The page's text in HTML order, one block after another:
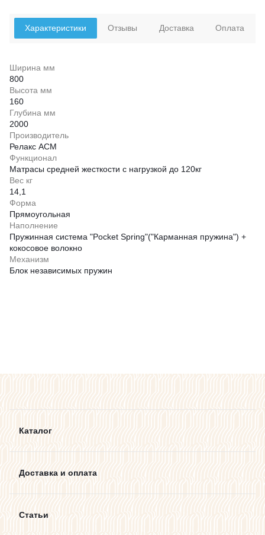
Характеристики
Ширина мм
800
Высота мм
160
Глубина мм
2000
Производитель
Релакс АСМ
Функционал
Матрасы средней жесткости с нагрузкой до 120кг
Вес кг
14,1
Форма
Прямоугольная
Наполнение
Пружинная система "Pocket Spring"("Карманная пружина") +
кокосовое волокно
Механизм
Блок независимых пружин
Отзывы Доставка Оплата
Каталог
Доставка и оплата
Статьи